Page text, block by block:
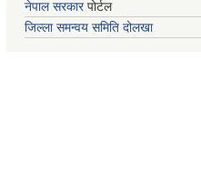
नेपाल सरकारपोर्टल
जिल्ला समन्वय समिति दोलखा